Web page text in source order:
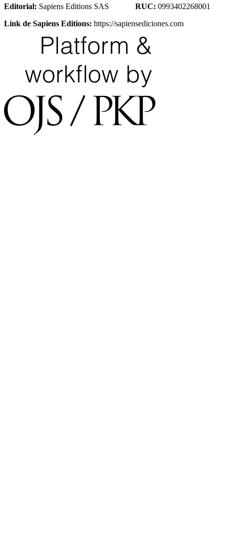
Editorial: Sapiens Editions SAS RUC: 0993402268001
Link de Sapiens Editions: https://sapiensediciones.com